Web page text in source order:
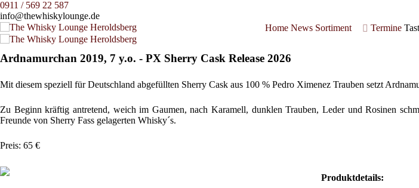
0911 / 569 22 587
info@thewhiskylounge.de
Home News Sortiment Termine
Ardnamurchan 2019, 7 y.o. - PX Sherry Cask Release 2026
Mit diesem speziell für Deutschland abgefüllten Sherry Cask aus 100 % Pedro Ximenez Trauben setzt
Zu Beginn kräftig antretend, weich im Gaumen, nach Karamell, dunklen Trauben, Leder und Rosinen
Freunde von Sherry Fass gelagerten Whisky´s.
Preis: 65 €
Produktdetails: